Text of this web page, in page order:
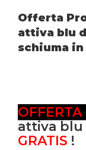
Offerta
attiva blu
schiuma in
attiva blu
GRATIS !